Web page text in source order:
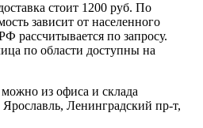
стоит 1200 руб. По
зависит от населенного
рассчитывается по запросу.
по области доступны на
можно из офиса и склада
Ленинградский пр-т,